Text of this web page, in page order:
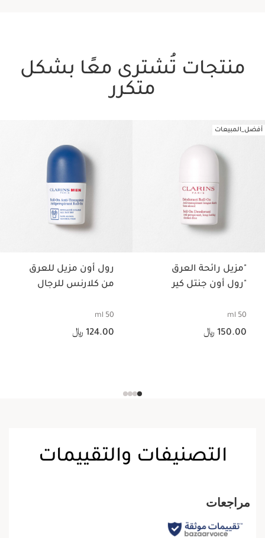
منتجات تُشترى معًا بشكل
متكرر
أفضل_المبيعات
"مزيل رائحة العرق
"رول أون جنتل كير
50 ml
السعر الحالي هو 150.00 ﷼
150.00 ﷼
رول أون مزيل للعرق
من كلارنس للرجال
50 ml
السعر الحالي هو 124.00 ﷼
124.00 ﷼
التصنيفات والتقييمات